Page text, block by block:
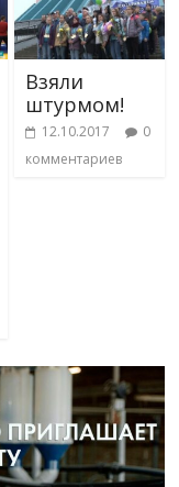
Взяли
штурмом!
12.10.2017
0
комментариев